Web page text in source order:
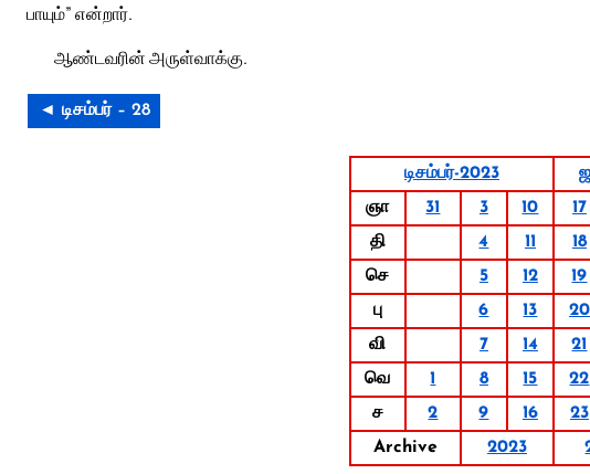
பாயும்” என்றார்.
ஆண்டவரின் அருள்வாக்கு.
◄ டிசம்பர் – 28
டிசம்பர்-2023
ஞா
31 3 10 17
தி
4 11 18
செ
5 12 19
பு
6 13 20
வி
7 14 21
வெ
1 8 15 22
ச
2 9 16 23
Archive
2023